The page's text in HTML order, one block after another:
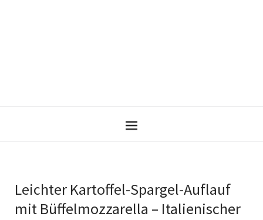
Leichter Kartoffel-Spargel-Auflauf
mit Büffelmozzarella – Italienischer